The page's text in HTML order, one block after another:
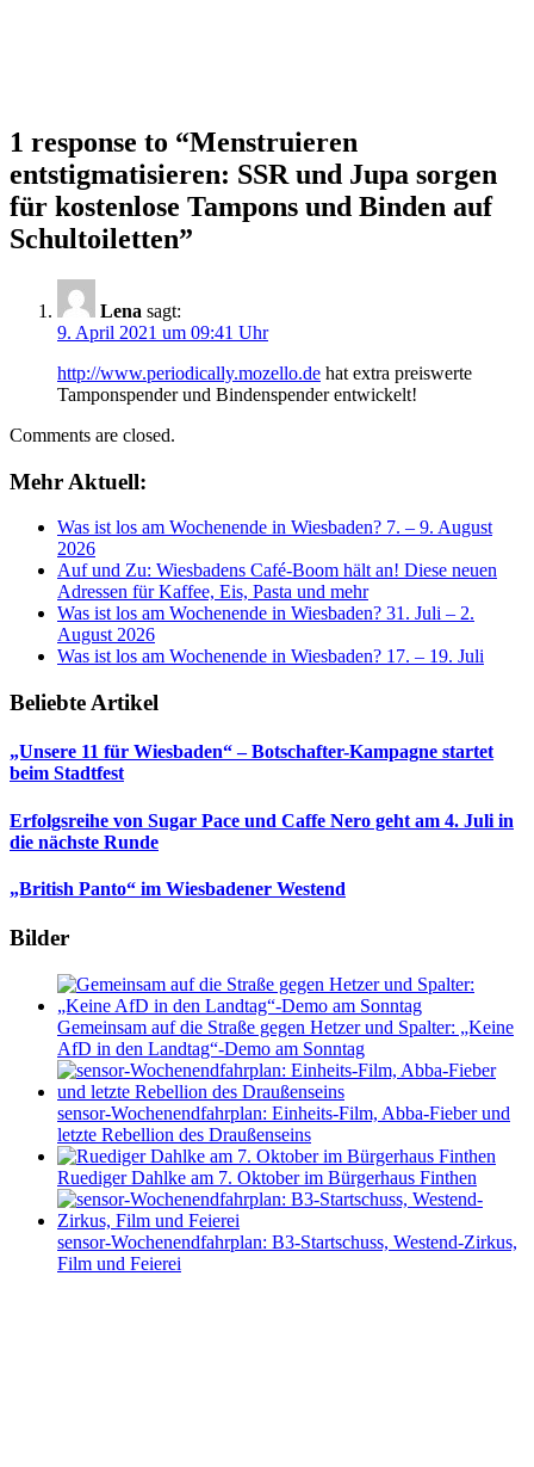
1 response to “Menstruieren
entstigmatisieren: SSR und Jupa sorgen
für kostenlose Tampons und Binden auf
Schultoiletten”
Lena sagt:
9. April 2021 um 09:41 Uhr
http://www.periodically.mozello.de hat extra preiswerte
Tamponspender und Bindenspender entwickelt!
Comments are closed.
Mehr Aktuell:
Was ist los am Wochenende in Wiesbaden? 7. – 9. August
2026
Auf und Zu: Wiesbadens Café-Boom hält an! Diese neuen
Adressen für Kaffee, Eis, Pasta und mehr
Was ist los am Wochenende in Wiesbaden? 31. Juli – 2.
August 2026
Was ist los am Wochenende in Wiesbaden? 17. – 19. Juli
Beliebte Artikel
„Unsere 11 für Wiesbaden“ – Botschafter-Kampagne startet
beim Stadtfest
Erfolgsreihe von Sugar Pace und Caffe Nero geht am 4. Juli in
die nächste Runde
„British Panto“ im Wiesbadener Westend
Bilder
Gemeinsam auf die Straße gegen Hetzer und Spalter: „Keine
AfD in den Landtag“-Demo am Sonntag
sensor-Wochenendfahrplan: Einheits-Film, Abba-Fieber und
letzte Rebellion des Draußenseins
Ruediger Dahlke am 7. Oktober im Bürgerhaus Finthen
sensor-Wochenendfahrplan: B3-Startschuss, Westend-Zirkus,
Film und Feierei